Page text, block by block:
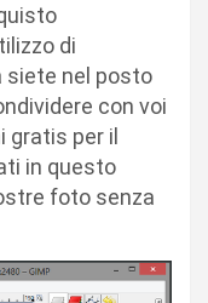
di
siete nel posto
con voi
gratis per il
in questo
foto senza